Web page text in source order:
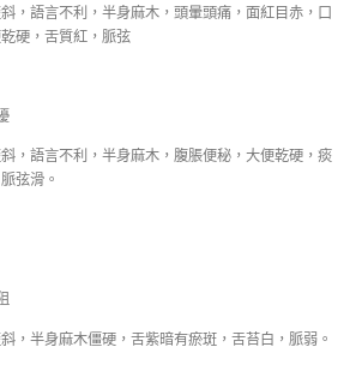
，語言不利，半身麻木，頭暈頭痛，面紅目赤，口
硬，舌質紅，脈弦
，語言不利，半身麻木，腹脹便秘，大便乾硬，痰
弦滑。
，半身麻木僵硬，舌紫暗有瘀斑，舌苔白，脈弱。